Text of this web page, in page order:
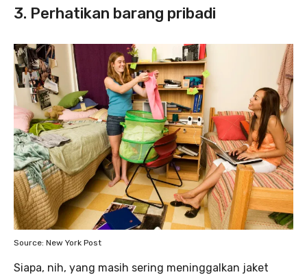
3. Perhatikan barang pribadi
Source: New York Post
Siapa, nih, yang masih sering meninggalkan jaket